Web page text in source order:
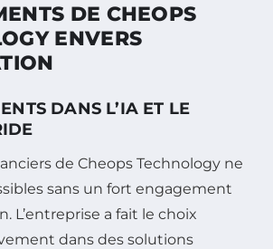
DE CHEOPS
ENVERS
DANS L’IA ET LE
de Cheops Technology ne
sans un fort engagement
L’entreprise a fait le choix
dans des solutions